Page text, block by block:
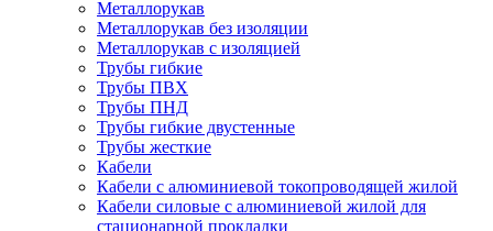
Металлорукав
Металлорукав без изоляции
Металлорукав с изоляцией
Трубы гибкие
Трубы ПВХ
Трубы ПНД
Трубы гибкие двустенные
Трубы жесткие
Кабели
Кабели с алюминиевой токопроводящей жилой
Кабели силовые с алюминиевой жилой для
стационарной прокладки